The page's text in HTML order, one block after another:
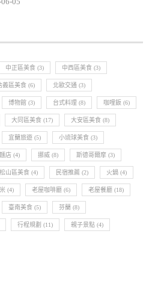
中正區美食 (3) 中西區美食 (3)
義區美食 (6) 北歐交通 (3)
博物館 (3) 台式料理 (8) 咖哩飯 (6)
大同區美食 (17) 大安區美食 (8)
宜蘭旅遊 (5) 小琉球美食 (3)
店 (4) 挪威 (8) 斯德哥爾摩 (3)
松山區美食 (4) 民宿推薦 (2) 火鍋 (4)
(4) 老屋咖啡廳 (6) 老屋餐廳 (18)
臺南美食 (5) 芬蘭 (8)
行程規劃 (11) 親子景點 (4)